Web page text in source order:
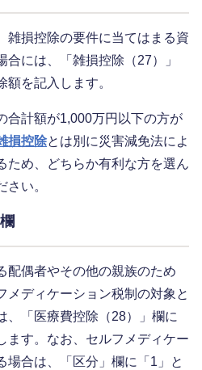
雑損控除の要件に当てはまる資
には、「雑損控除（27）」
を記入します。
合計額が1,000万円以下の方が
損控除とは別に災害減免法によ
ため、どちらか有利な方を選ん
い。
配偶者やその他の親族のため
メディケーション税制の対象と
、「医療費控除（28）」欄に
ます。なお、セルフメディケー
場合は、「区分」欄に「1」と